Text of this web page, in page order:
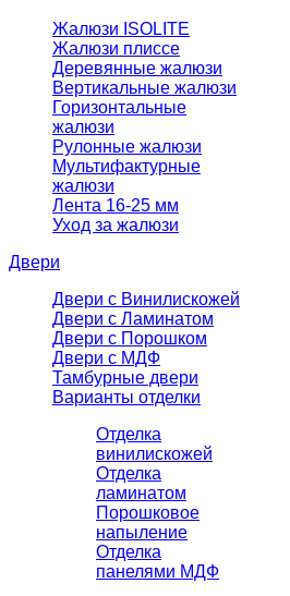
Жалюзи ISOLITE
Жалюзи плиссе
Деревянные жалюзи
Вертикальные жалюзи
Горизонтальные
жалюзи
Рулонные жалюзи
Мультифактурные
жалюзи
Лента 16-25 мм
Уход за жалюзи
Двери
Двери с Винилискожей
Двери с Ламинатом
Двери с Порошком
Двери с МДФ
Тамбурные двери
Варианты отделки
Отделка
винилискожей
Отделка
ламинатом
Порошковое
напыление
Отделка
панелями МДФ